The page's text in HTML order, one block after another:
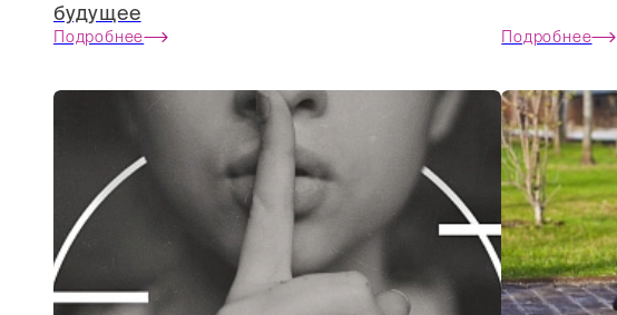
будущее
Подробнее Подробнее